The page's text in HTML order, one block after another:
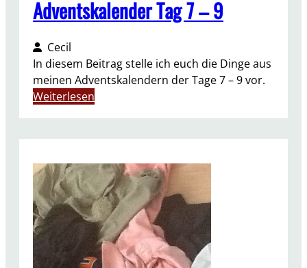
2
Adventskalender Tag 7 – 9
Cecil
In diesem Beitrag stelle ich euch die Dinge aus
meinen Adventskalendern der Tage 7 – 9 vor.
Weiterlesen
e
n
t
s
k
a
l